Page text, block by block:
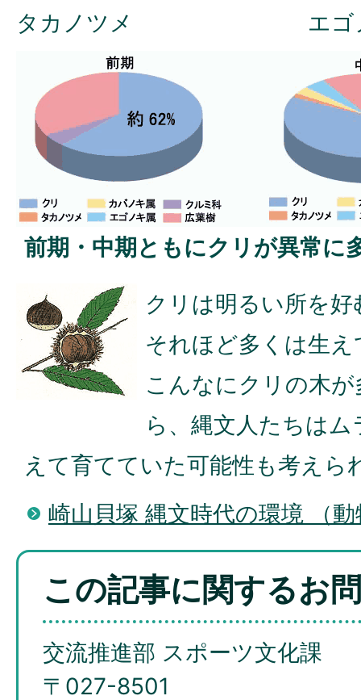
タカノツメ エ
前期・中期ともにクリが異常に
クリは明るい所を
それほど多くは生
こんなにクリの木
ら、縄文人たちは
えて育てていた可能性も考えら
崎山貝塚 縄文時代の環境 （
この記事に関するお
交流推進部 スポーツ文化課
〒027-8501